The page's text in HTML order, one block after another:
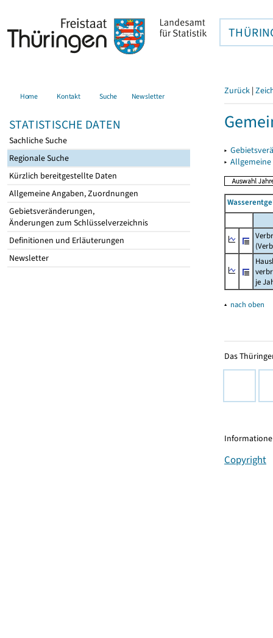
Home Kontakt Suche Newsletter
STATISTISCHE DATEN
Sachliche Suche
Regionale Suche
Kürzlich bereitgestellte Daten
Allgemeine Angaben, Zuordnungen
Gebietsveränderungen,
Änderungen zum Schlüsselverzeichnis
Definitionen und Erläuterungen
Newsletter
Zurück |
▸
▸
je
▴ nach oben
Das
Copyright